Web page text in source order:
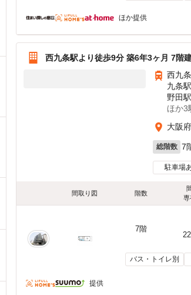
ほか提供
西九条駅より徒歩9分 築6年3ヶ月 7階
西九
九条
野田
ほか3
大阪
総階数 7
駐車場
間取り図 階数
専
7階
バス・トイレ別
提供